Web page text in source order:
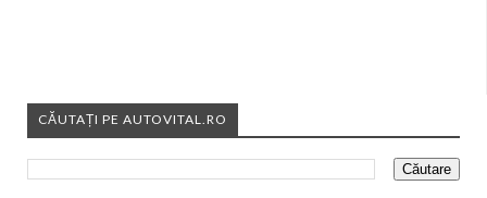
CĂUTAȚI PE AUTOVITAL.RO